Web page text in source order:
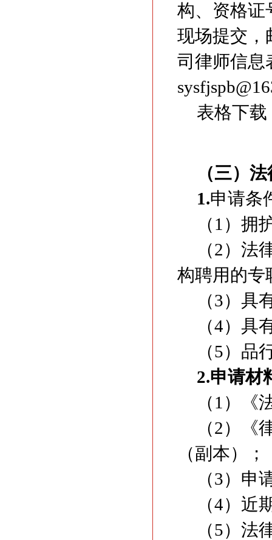
构、资格证
现场提交，
司律师信息
表格下载
（三）
1.申请条
（1）拥
（2）
构聘用的专
（3）具
（4）具
（5）品
2.申请材
（1）《
（2）
（副本）；
（3）申
（4）近
（5）法